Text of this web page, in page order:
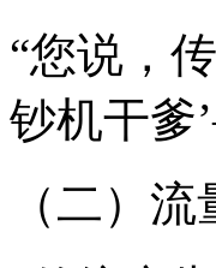
“您说，
钞机干
（二）